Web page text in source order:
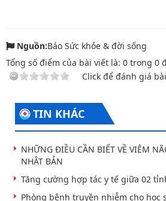
Nguồn:Báo Sức khỏe & đời sống
Tổng số điểm của bài viết là: 0 trong 0
Click để đánh giá
TIN KHÁC
​NHỮNG ĐIỀU CẦN BIẾT VỀ VIÊM
NHẬT BẢN
Tăng cường hợp tác y tế giữa 02
Phòng bệnh truyền nhiễm cho học